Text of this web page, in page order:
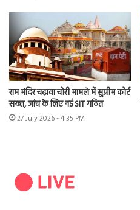
राम मंदिर चढ़ावा चोरी मामले में सुप्रीम कोर्ट
सख्त, जांच के लिए नई SIT गठित
27 July 2026 - 4:35 PM